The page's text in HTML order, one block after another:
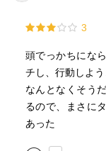
3
頭でっかちにな
チし、行動しよ
なんとなくそう
るので、まさに
あった